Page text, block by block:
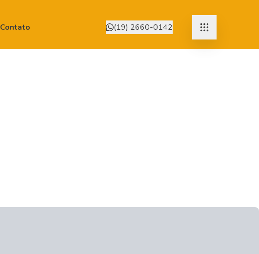
Contato (19) 2660-0142